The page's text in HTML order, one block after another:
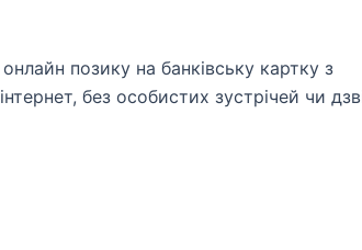
позику на банківську картку з
без особистих зустрічей чи